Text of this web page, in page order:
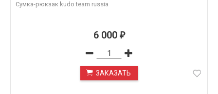
Сумка-рюкзак kudo team russia
6 000 ₽
ЗАКАЗАТЬ